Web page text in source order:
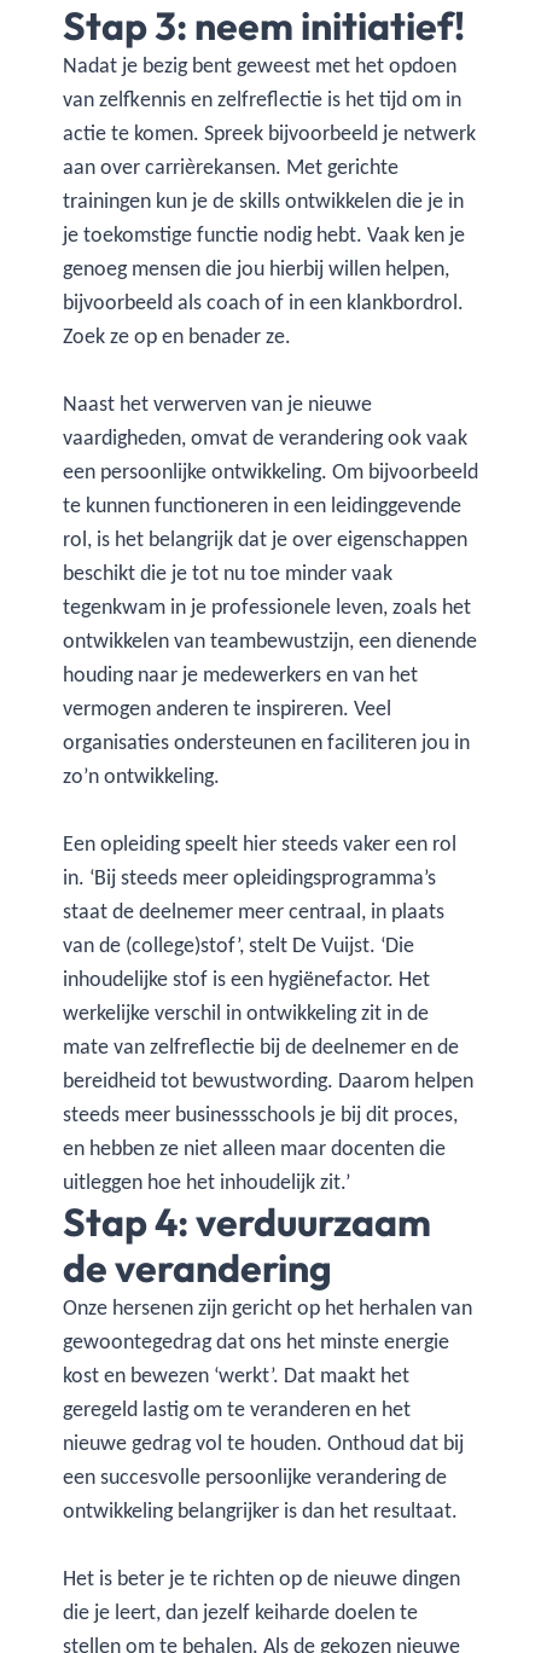
Stap 3: neem initiatief!
Nadat je bezig bent geweest met het opdoen
van zelfkennis en zelfreflectie is het tijd om in
actie te komen. Spreek bijvoorbeeld je netwerk
aan over carrièrekansen. Met gerichte
trainingen kun je de skills ontwikkelen die je in
je toekomstige functie nodig hebt. Vaak ken je
genoeg mensen die jou hierbij willen helpen,
bijvoorbeeld als coach of in een klankbordrol.
Zoek ze op en benader ze.
Naast het verwerven van je nieuwe
vaardigheden, omvat de verandering ook vaak
een persoonlijke ontwikkeling. Om bijvoorbeeld
te kunnen functioneren in een leidinggevende
rol, is het belangrijk dat je over eigenschappen
beschikt die je tot nu toe minder vaak
tegenkwam in je professionele leven, zoals het
ontwikkelen van teambewustzijn, een dienende
houding naar je medewerkers en van het
vermogen anderen te inspireren. Veel
organisaties ondersteunen en faciliteren jou in
zo’n ontwikkeling.
Een opleiding speelt hier steeds vaker een rol
in. ‘Bij steeds meer opleidingsprogramma’s
staat de deelnemer meer centraal, in plaats
van de (college)stof’, stelt De Vuijst. ‘Die
inhoudelijke stof is een hygiënefactor. Het
werkelijke verschil in ontwikkeling zit in de
mate van zelfreflectie bij de deelnemer en de
bereidheid tot bewustwording. Daarom helpen
steeds meer businessschools je bij dit proces,
en hebben ze niet alleen maar docenten die
uitleggen hoe het inhoudelijk zit.’
Stap 4: verduurzaam
de verandering
Onze hersenen zijn gericht op het herhalen van
gewoontegedrag dat ons het minste energie
kost en bewezen ‘werkt’. Dat maakt het
geregeld lastig om te veranderen en het
nieuwe gedrag vol te houden. Onthoud dat bij
een succesvolle persoonlijke verandering de
ontwikkeling belangrijker is dan het resultaat.
Het is beter je te richten op de nieuwe dingen
die je leert, dan jezelf keiharde doelen te
stellen om te behalen. Als de gekozen nieuwe